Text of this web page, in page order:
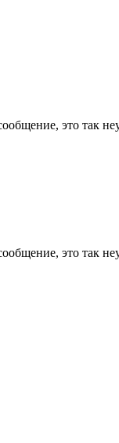
это так
это так